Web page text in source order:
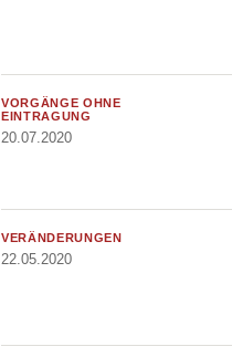
VORGÄNGE OHNE
EINTRAGUNG
20.07.2020
VERÄNDERUNGEN
22.05.2020